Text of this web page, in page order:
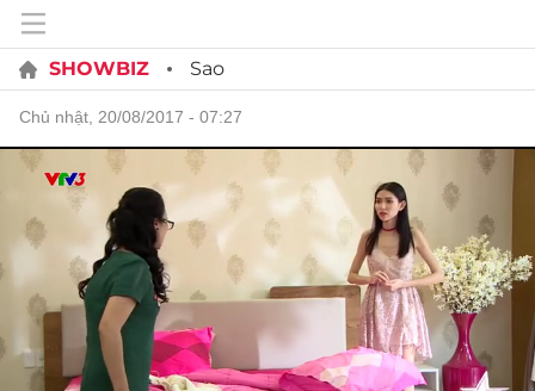
SHOWBIZ Sao
chủ nhật, 20/08/2017 - 07:27